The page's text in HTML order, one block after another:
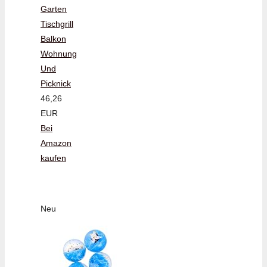
Garten
Tischgrill
Balkon
Wohnung
Und
Picknick
46,26
EUR
Bei
Amazon
kaufen
Neu